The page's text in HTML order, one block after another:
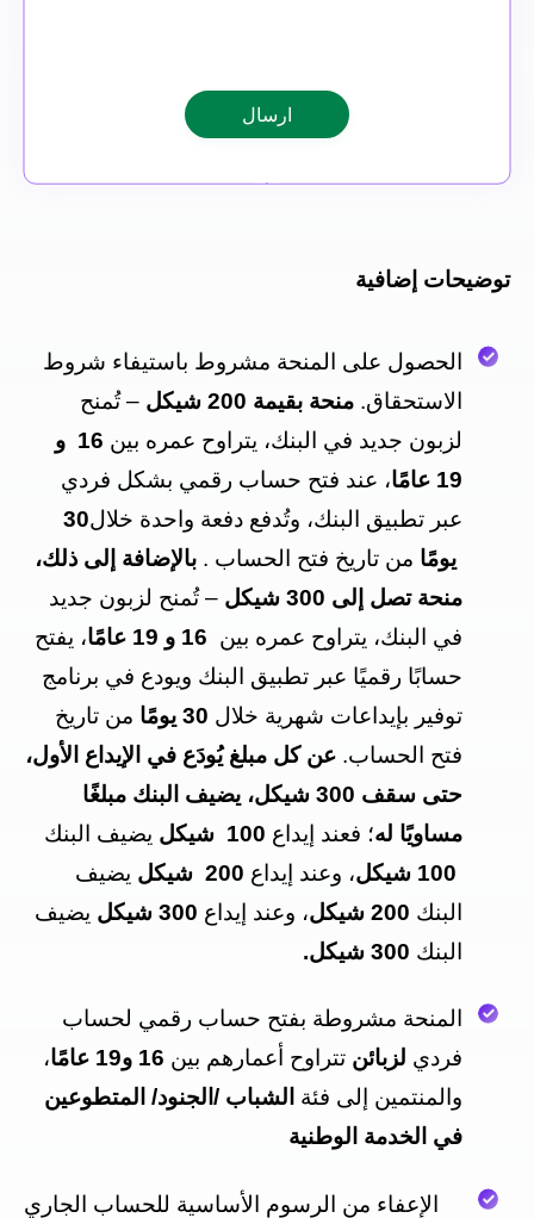
توضيحات إضافية
الحصول على المنحة مشروط باستيفاء شروط
الاستحقاق. منحة بقيمة 200 شيكل –تُمنح
لزبون جديد في البنك، يتراوح عمره بين
16 و
19 عامًا
، عند فتح حساب رقمي بشكل فردي
عبر تطبيق البنك، وتُدفع دفعة واحدة خلال30
يومًا من تاريخ فتح الحساب . بالإضافة إلى ذلك،
منحة تصل إلى 300 شيكل
–تُمنح لزبون جديد
في البنك، يتراوح عمره بين
، يفتح
حسابًا رقميًا عبر تطبيق البنك ويودع في برنامج
توفير بإيداعات شهرية خلال 30 يومًا
من تاريخ
فتح الحساب. عن كل مبلغ يُودَع في الإيداع الأول،
حتى سقف 300 شيكل، يضيف البنك مبلغًا
مساويًا له؛ فعند إيداع 100 شيكل
يضيف البنك
، وعند إيداع 200 شيكل
يضيف
البنك 200 شيكل ، وعند إيداع 300 شيكل
يضيف
البنك 300 شيكل.
المنحة مشروطة بفتح حساب رقمي لحساب
فردي لزبائن تتراوح أعمارهم بين 16 و19 عامًا
،
والمنتمين إلى فئة الشباب /الجنود/ المتطوعين
في الخدمة الوطنية
الإعفاء من الرسوم الأساسية للحساب الجاري